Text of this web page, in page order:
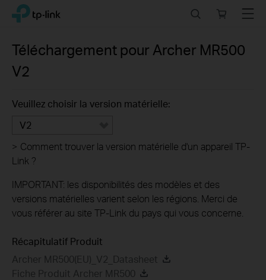
Click
the
navigation
TP-Link, Reliably Smart
store
Menu
Téléchargement pour Archer MR500
V2
Veuillez choisir la version matérielle:
V2
> Comment trouver la version matérielle d'un appareil TP-
Link ?
IMPORTANT: les disponibilités des modèles et des
versions matérielles varient selon les régions. Merci de
vous référer au site TP-Link du pays qui vous concerne.
Récapitulatif Produit
Archer MR500(EU)_V2_Datasheet
Fiche Produit Archer MR500